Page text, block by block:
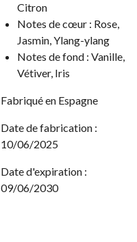
Citron
Notes de cœur : Rose,
Jasmin,Ylang-ylang
Notes de fond : Vanille,
Vétiver, Iris
Fabriqué en Espagne
Date de fabrication :
10/06/2025
Date d'expiration :
09/06/2030